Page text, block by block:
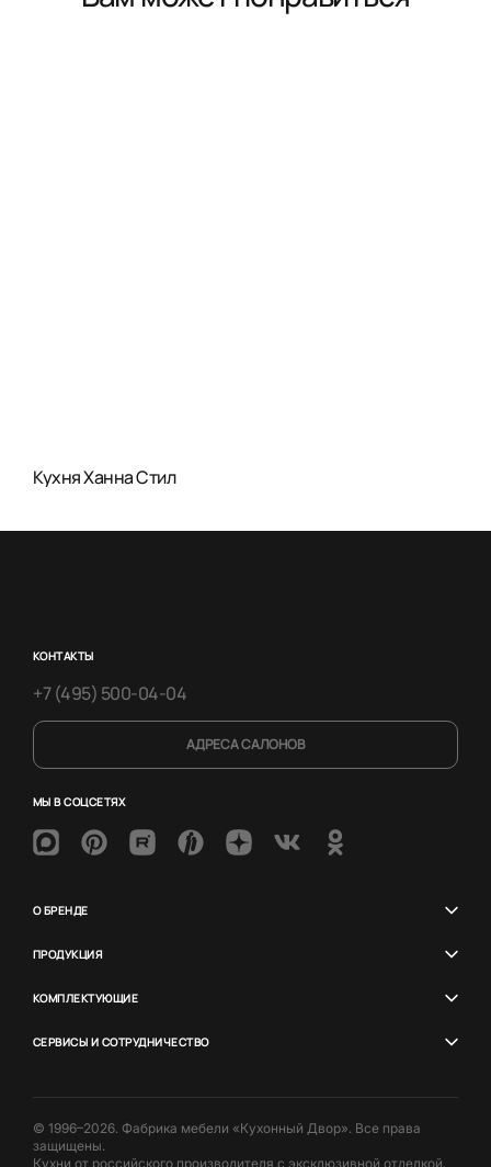
Кухня Ханна Стил
КОНТАКТЫ
+7 (495) 500-04-04
АДРЕСА САЛОНОВ
МЫ В СОЦСЕТЯХ
О БРЕНДЕ
ПРОДУКЦИЯ
КОМПЛЕКТУЮЩИЕ
СЕРВИСЫ И СОТРУДНИЧЕСТВО
© 1996–2026. Фабрика мебели «Кухонный Двор». Все права
защищены.
Кухни от российского производителя с эксклюзивной отделкой.